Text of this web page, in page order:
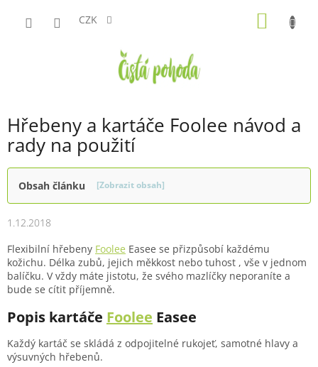
CZK
Hřebeny a kartáče Foolee návod a
rady na použití
Obsah článku [Zobrazit obsah]
1.12.2018
Flexibilní hřebeny Foolee Easee se přizpůsobí každému
kožichu. Délka zubů, jejich měkkost nebo tuhost , vše v jednom
balíčku. V vždy máte jistotu, že svého mazlíčky neporaníte a
bude se cítit příjemně.
Popis kartáče Foolee Easee
Každý kartáč se skládá z odpojitelné rukojeť, samotné hlavy a
výsuvných hřebenů.